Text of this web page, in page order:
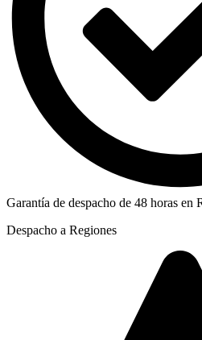
Garantía de despacho de 48 horas en
Despacho a Regiones